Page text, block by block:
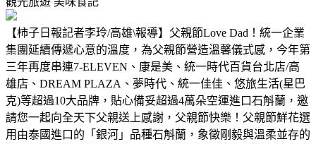
【柿子日報記者李玲/高雄\報導】父親節Love Dad！統一企業
集團延續傳遞心意的溫度，為父親節營造溫馨儀式感，今年第
三年再度串連7-ELEVEN、康是美、統一時代百貨台北店/高
雄店、DREAM PLAZA、夢時代、統一佳佳、悠旅生活(星巴
克)等超過10大品牌，貼心備妥超過4萬朵空運進口石斛蘭，邀
請您一起向全天下父親送上感謝，父親節快樂！父親節鮮花選
用由泰國進口的「銀河」品種石斛蘭，象徵剛毅與溫柔並存的